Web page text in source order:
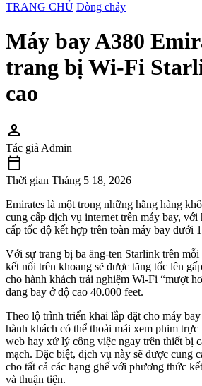
TRANG CHỦ Dòng chảy
Máy bay A380
trang bị Wi-Fi
cao
person
Tác giả Admin
calendar_today
Thời gian Tháng 5 18, 2026
Emirates là một trong những hãng hàng
cung cấp dịch vụ internet trên máy bay, với
cấp tốc độ kết hợp trên toàn máy bay dưới
Với sự trang bị ba ăng-ten Starlink trên
kết nối trên khoang sẽ được tăng tốc lên
cho hành khách trải nghiệm Wi-Fi “mượt
đang bay ở độ cao 40.000 feet.
Theo lộ trình triển khai lắp đặt cho máy
hành khách có thể thoải mái xem phim
web hay xử lý công việc ngay trên thiết bị
mạch. Đặc biệt, dịch vụ này sẽ được cung
cho tất cả các hạng ghế với phương thức
và thuận tiện.